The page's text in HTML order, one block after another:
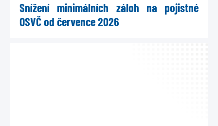
Snížení minimálních záloh na pojistné
OSVČ od července 2026